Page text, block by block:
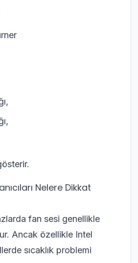
Nelere Dikkat
fan sesi genellikle
Ancak özellikle Intel
sıcaklık problemi